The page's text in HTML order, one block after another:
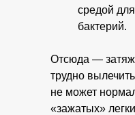
средой
бактерий.
Отсюда —
трудно
не может
«зажатых»